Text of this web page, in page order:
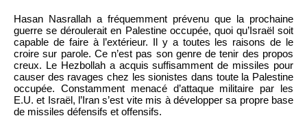
Hasan Nasrallah a fréquemment prévenu que la prochaine
guerre se déroulerait en Palestine occupée, quoi qu’Israël soit
capable de faire à l’extérieur. Il y a toutes les raisons de le
croire sur parole. Ce n’est pas son genre de tenir des propos
creux. Le Hezbollah a acquis suffisamment de missiles pour
causer des ravages chez les sionistes dans toute la Palestine
occupée. Constamment menacé d’attaque militaire par les
E.U. et Israël, l’Iran s’est vite mis à développer sa propre base
de missiles défensifs et offensifs.